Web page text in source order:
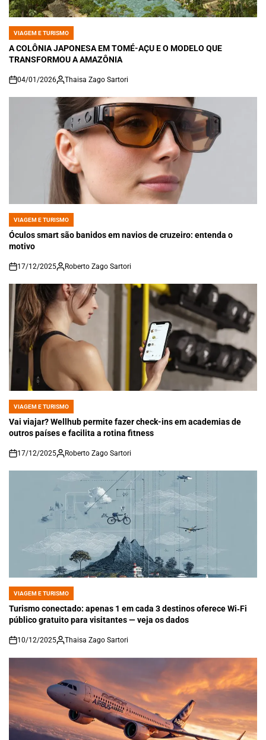
POSTED
IN
VIAGEM E TURISMO
A COLÔNIA JAPONESA EM TOMÉ-AÇU E O MODELO QUE
TRANSFORMOU A AMAZÔNIA
on
04/01/2026 Thaisa Zago Sartori
POSTED
IN
VIAGEM E TURISMO
Óculos smart são banidos em navios de cruzeiro: entenda o
motivo
on
17/12/2025 Roberto Zago Sartori
POSTED
IN
VIAGEM E TURISMO
Vai viajar? Wellhub permite fazer check-ins em academias de
outros países e facilita a rotina fitness
on
17/12/2025 Roberto Zago Sartori
POSTED
IN
VIAGEM E TURISMO
Turismo conectado: apenas 1 em cada 3 destinos oferece Wi‑Fi
público gratuito para visitantes — veja os dados
on
10/12/2025 Thaisa Zago Sartori